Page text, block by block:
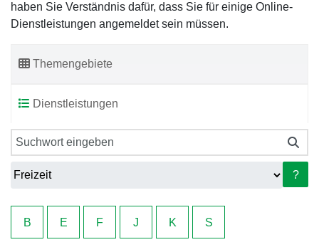
haben Sie Verständnis dafür, dass Sie für einige Online-
Dienstleistungen angemeldet sein müssen.
Themengebiete
Dienstleistungen
?
B E F J K S